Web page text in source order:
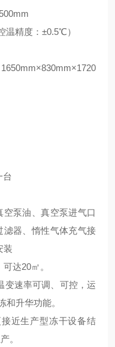
精度：±0.5℃）
台
泵油、真空泵进气口
滤器、惰性气体充气接
装
达20㎡。
变速率可调、可控，运
和升华功能。
近生产型冻干设备结
。